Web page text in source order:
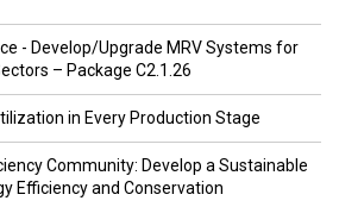
- Develop/Upgrade MRV Systems for
– Package C2.1.26
in Every Production Stage
Community: Develop a Sustainable
Efficiency and Conservation